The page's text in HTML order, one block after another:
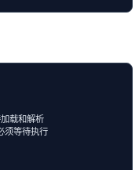
载和解析
等待执行